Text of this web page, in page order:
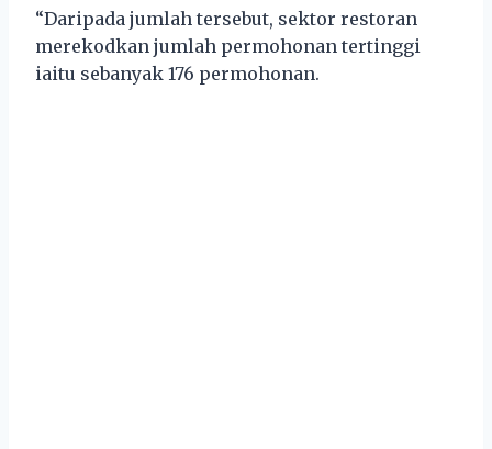
“Daripada jumlah tersebut, sektor restoran
merekodkan jumlah permohonan tertinggi
iaitu sebanyak 176 permohonan.